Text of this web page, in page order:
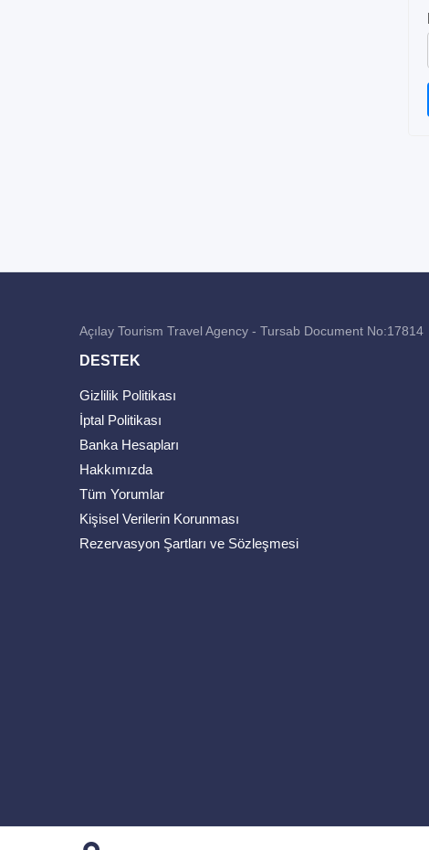
Açılay Tourism Travel Agency - Tursab Document No:17814
DESTEK
Gizlilik Politikası
İptal Politikası
Banka Hesapları
Hakkımızda
Tüm Yorumlar
Kişisel Verilerin Korunması
Rezervasyon Şartları ve Sözleşmesi